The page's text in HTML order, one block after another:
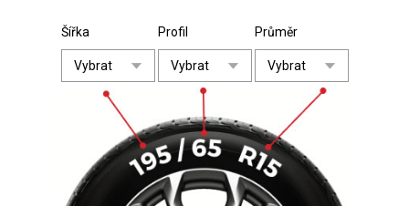
Šířka Profil Průměr